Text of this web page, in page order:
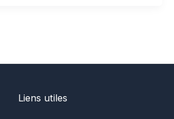
Liens utiles